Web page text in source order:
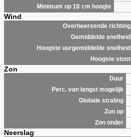
Minimum op 10 cm hoogte
Wind
Overheersende richting
Gemiddelde snelheid
Hoogste uurgemiddelde snelheid
Hoogste stoot
Zon
Duur
Perc. van langst mogelijk
Globale straling
Zon op
Zon onder
Neerslag